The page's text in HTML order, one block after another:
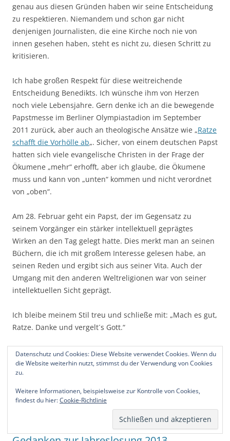
genau aus diesen Gründen haben wir seine Entscheidung
zu respektieren. Niemandem und schon gar nicht
denjenigen Journalisten, die eine Kirche noch nie von
innen gesehen haben, steht es nicht zu, diesen Schritt zu
kritisieren.
Ich habe großen Respekt für diese weitreichende
Entscheidung Benedikts. Ich wünsche ihm von Herzen
noch viele Lebensjahre. Gern denke ich an die bewegende
Papstmesse im Berliner Olympiastadion im September
2011 zurück, aber auch an theologische Ansätze wie „Ratze
schafft die Vorhölle ab„. Sicher, von einem deutschen Papst
hatten sich viele evangelische Christen in der Frage der
Ökumene „mehr“ erhofft, aber ich glaube, die Ökumene
muss und kann von „unten“ kommen und nicht verordnet
von „oben“.
Am 28. Februar geht ein Papst, der im Gegensatz zu
seinem Vorgänger ein stärker intellektuell geprägtes
Wirken an den Tag gelegt hatte. Dies merkt man an seinen
Büchern, die ich mit großem Interesse gelesen habe, an
seinen Reden und ergibt sich aus seiner Vita. Auch der
Umgang mit den anderen Weltreligionen war von seiner
intellektuellen Sicht geprägt.
Ich bleibe meinem Stil treu und schließe mit: „Mach es gut,
Ratze. Danke und vergelt´s Gott.“
Dieser Beitrag wurde am18.02.2013vonThorstenunterKirche,
Meine Meinungveröffentlicht. Schlagwörter:Benedikt XVI.,
Facebook
Datenschutz und Cookies: Diese Website verwendet Cookies. Wenn du
die Website weiterhin nutzt, stimmst du der Verwendung von Cookies
zu.
Weitere Informationen, beispielsweise zur Kontrolle von Cookies,
findest du hier:Cookie-Richtlinie